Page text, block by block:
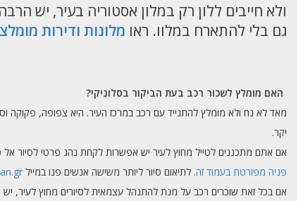
ולא חייבים ללון רק במלון אסטוריה בעיר, יש
גם בלי להתארח במלוו. ראו מלונות ודירות
האם מומלץ לשכור רכב בעת הביקור בסלוניקי?
מאד לא נח ולא מומלץ להתנייד עם רכב במרכז העיר. היא צפופה, פקוקה
יקר.
אם אתם מתכננים לטייל מחוץ לעיר יש אפשרות לקחת נהג פרטי לסיור אל כל
פניה מפורטת בעמוד זה. לתיאום סיור ליותר משישה אנשים פנו במייל
אם בכל זאת שוכרים רכב על מנת להתנהל עצמאית לסיורים מחוץ לעיר, יש